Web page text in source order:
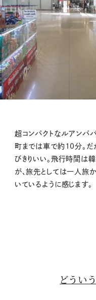
超コンパクトなルアンパ
町までは車で約10分。だ
びきりいい。飛行時間は
が、旅先としては一人旅
いているように感じます。
どうい